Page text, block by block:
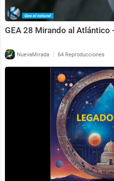
GEA 28 Mirando al Atlántico
NuevaMirada | 64 Reproducciones